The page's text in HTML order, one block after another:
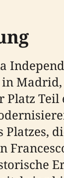
Madrid,
Platz
Platzes,